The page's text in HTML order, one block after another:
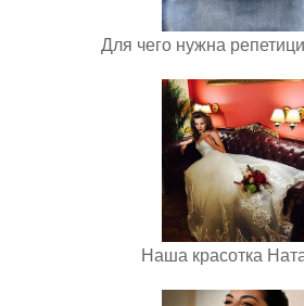
Для чего нужна
Наша красотка